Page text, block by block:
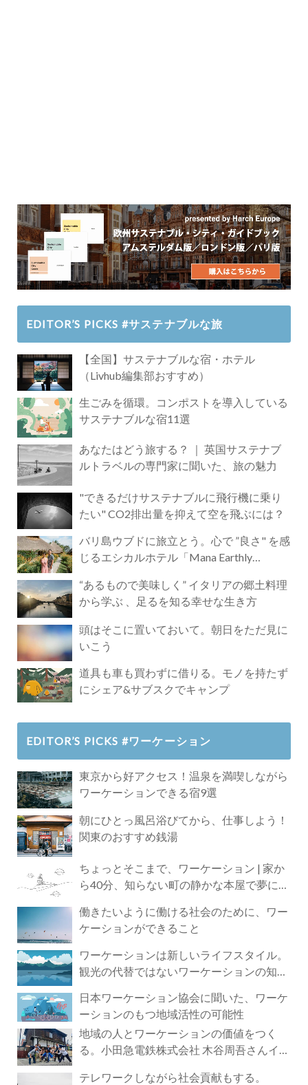
EDITOR’S PICKS #サステナブルな旅
【全国】サステナブルな宿・ホテル
（Livhub編集部おすすめ）
生ごみを循環。コンポストを導入している
サステナブルな宿11選
あなたはどう旅する？ ｜ 英国サステナブ
ルトラベルの専門家に聞いた、旅の魅力
"できるだけサステナブルに飛行機に乗り
たい" CO2排出量を抑えて空を飛ぶには？
バリ島ウブドに旅立とう。心で ”良さ" を感
じるエシカルホテル「Mana Earthly
“あるもので美味しく” イタリアの郷土料理
から学ぶ 、足るを知る幸せな生き方
頭はそこに置いておいて。朝日をただ見に
いこう
道具も車も買わずに借りる。モノを持たず
にシェア&サブスクでキャンプ
EDITOR’S PICKS #ワーケーション
東京から好アクセス！温泉を満喫しながら
ワーケーションできる宿9選
朝にひとっ風呂浴びてから、仕事しよう！
関東のおすすめ銭湯
ちょっとそこまで、ワーケーション | 家か
ら40分、知らない町の静かな本屋で夢に近
働きたいように働ける社会のために、ワー
ケーションができること
ワーケーションは新しいライフスタイル。
観光の代替ではないワーケーションの知ら
日本ワーケーション協会に聞いた、ワーケ
ーションのもつ地域活性の可能性
地域の人とワーケーションの価値をつく
る。小田急電鉄株式会社 木谷周吾さんイン
テレワークしながら社会貢献もする。